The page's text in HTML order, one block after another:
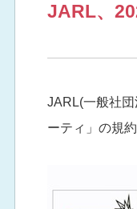
JARL、
JARL(一般社
ーティ」の規